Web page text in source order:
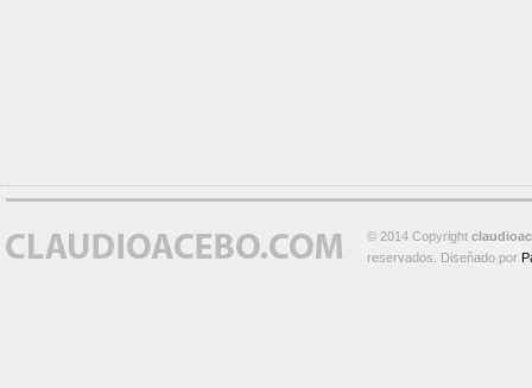
© 2014 Copyright
reservados. Diseñado por